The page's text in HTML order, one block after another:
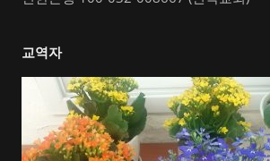
교역자